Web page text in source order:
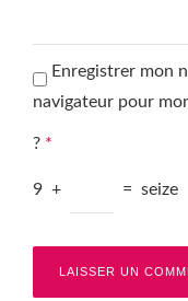
Enregistrer mon
navigateur pour
? *
9 + = seize